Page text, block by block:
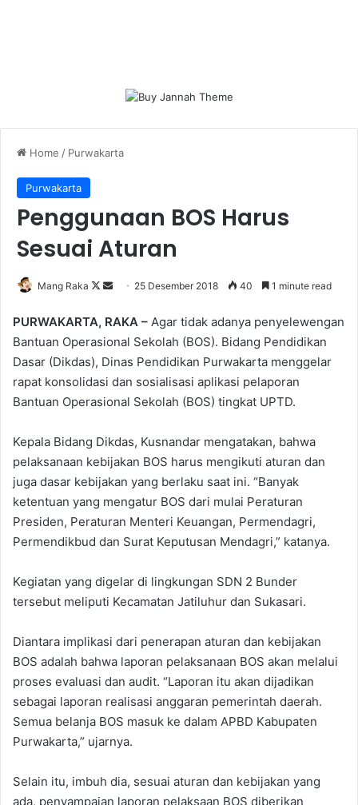
Home / Purwakarta
Purwakarta
Penggunaan BOS Harus
Sesuai Aturan
Mang Raka
Follow
X
Send
email
25 Desember 2018 40 1 minute read
PURWAKARTA, RAKA – Agar tidak adanya penyelewengan
Bantuan Operasional Sekolah (BOS). Bidang Pendidikan
Dasar (Dikdas), Dinas Pendidikan Purwakarta menggelar
rapat konsolidasi dan sosialisasi aplikasi pelaporan
Bantuan Operasional Sekolah (BOS) tingkat UPTD.
Kepala Bidang Dikdas, Kusnandar mengatakan, bahwa
pelaksanaan kebijakan BOS harus mengikuti aturan dan
juga dasar kebijakan yang berlaku saat ini. “Banyak
ketentuan yang mengatur BOS dari mulai Peraturan
Presiden, Peraturan Menteri Keuangan, Permendagri,
Permendikbud dan Surat Keputusan Mendagri,” katanya.
Kegiatan yang digelar di lingkungan SDN 2 Bunder
tersebut meliputi Kecamatan Jatiluhur dan Sukasari.
Diantara implikasi dari penerapan aturan dan kebijakan
BOS adalah bahwa laporan pelaksanaan BOS akan melalui
proses evaluasi dan audit. “Laporan itu akan dijadikan
sebagai laporan realisasi anggaran pemerintah daerah.
Semua belanja BOS masuk ke dalam APBD Kabupaten
Purwakarta,” ujarnya.
Selain itu, imbuh dia, sesuai aturan dan kebijakan yang
ada, penyampaian laporan pelaksaan BOS diberikan